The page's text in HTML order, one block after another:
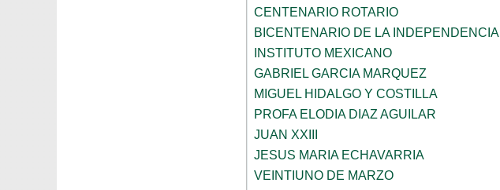
CENTENARIO ROTARIO
BICENTENARIO DE LA INDEPENDENCIA
INSTITUTO MEXICANO
GABRIEL GARCIA MARQUEZ
MIGUEL HIDALGO Y COSTILLA
PROFA ELODIA DIAZ AGUILAR
JUAN XXIII
JESUS MARIA ECHAVARRIA
VEINTIUNO DE MARZO